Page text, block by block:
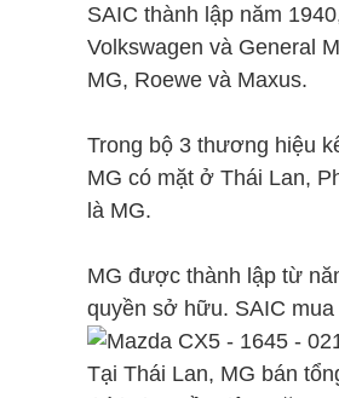
SAIC thành lập năm
Volkswagen và General
MG, Roewe và Maxus.
Trong bộ 3 thương hiệu
MG có mặt ở Thái Lan,
là MG.
MG được thành lập từ
quyền sở hữu. SAIC
Tại Thái Lan, MG bán